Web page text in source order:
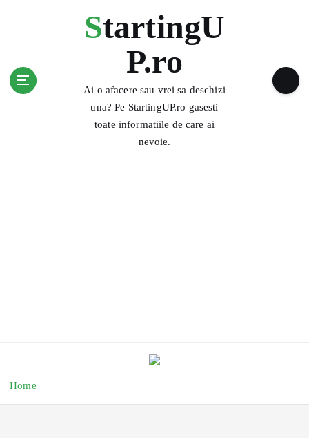
StartingU
P.ro
Ai o afacere sau vrei sa deschizi
una? Pe StartingUP.ro gasesti
toate informatiile de care ai
nevoie.
Home